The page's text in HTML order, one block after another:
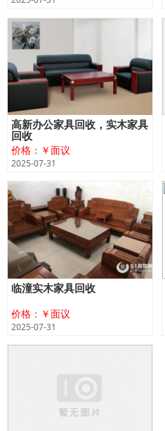
高新办公家具回收，实木家具
回收
价格：￥面议
2025-07-31
临潼实木家具回收
价格：￥面议
2025-07-31